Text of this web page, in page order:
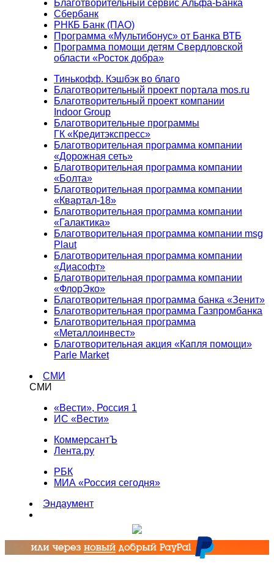
Благотворительный сервис Альфа-Банка
Сбербанк
РНКБ Банк (ПАО)
Программа «Мультибонус» от Банка ВТБ
Программа помощи детям Свердловской
области «Росток добра»
Тинькофф. Кэшбэк во благо
Благотворительный проект портала mos.ru
Благотворительный проект компании
Indoor Group
Благотворительные программы
ГК «Кредитэкспресс»
Благотворительная программа компании
«Дорожная сеть»
Благотворительная программа компании
«Болта»
Благотворительная программа компании
«Квартал-18»
Благотворительная программа компании
«Галактика»
Благотворительная программа компании msg
Plaut
Благотворительная программа компании
«Диасофт»
Благотворительная программа компании
«ФлорЭко»
Благотворительная программа банка «Зенит»
Благотворительная программа Газпромбанка
Благотворительная программа
«Металлоинвест»
Благотворительная акция «Капля помощи»
Parle Market
СМИ
СМИ
«Вести», Россия 1
ИС «Вести»
КоммерсантЪ
Лента.ру
РБК
МИА «Россия сегодня»
Эндаумент